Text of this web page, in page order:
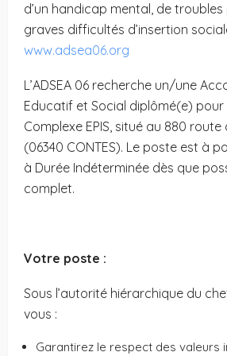
d’un handicap mental, de
graves difficultés d’insertion
www.adsea06.org
L’ADSEA 06 recherche un/une
Educatif et Social diplômé(e) pour
Complexe EPIS, situé au 880
(06340 CONTES). Le poste est à
à Durée Indéterminée dès que
complet.
Votre poste :
Sous l’autorité hiérarchique du
vous :
Garantirez le respect des valeurs